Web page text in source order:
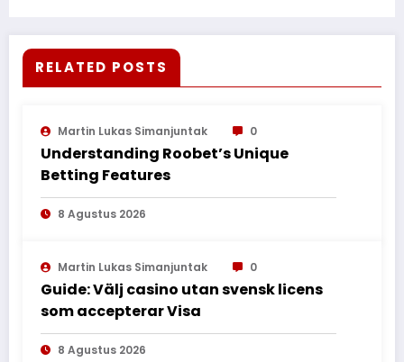
RELATED POSTS
Martin Lukas Simanjuntak 0
Understanding Roobet’s Unique
Betting Features
8 Agustus 2026
Martin Lukas Simanjuntak 0
Guide: Välj casino utan svensk licens
som accepterar Visa
8 Agustus 2026